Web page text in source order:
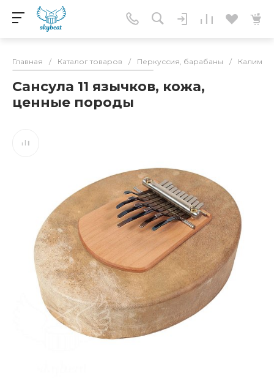
Главная / Каталог товаров / Перкуссия, барабаны / Калимбы
Сансула 11 язычков, кожа,
ценные породы